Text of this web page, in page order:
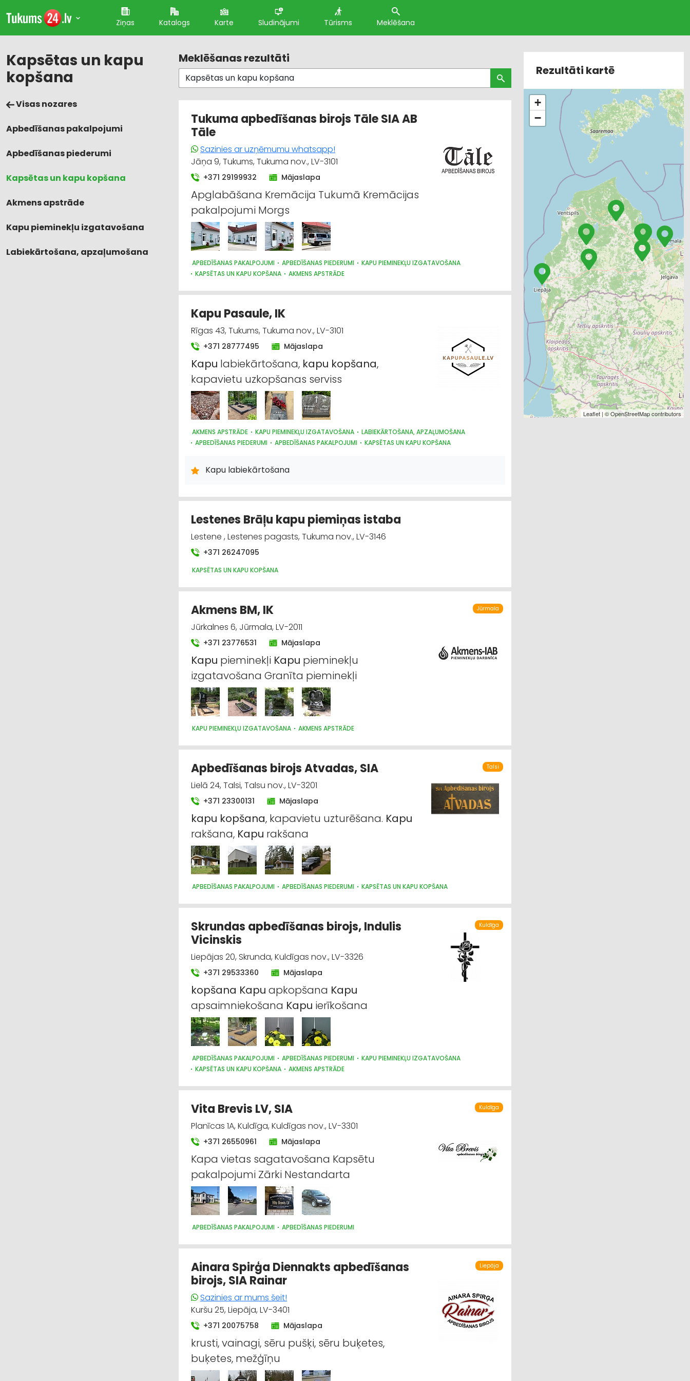
Ziņas Katalogs Karte Sludinājumi Tūrisms Meklēšana
Kapsētas un kapu
kopšana
Visas nozares
Apbedīšanas pakalpojumi
Apbedīšanas piederumi
Kapsētas un kapu kopšana
Akmens apstrāde
Kapu pieminekļu izgatavošana
Labiekārtošana, apzaļumošana
Meklēšanas rezultāti
Tukuma apbedīšanas birojs Tāle SIA AB
Tāle
Sazinies ar uzņēmumu whatsapp!
Jāņa 9, Tukums, Tukuma nov., LV-3101
+371 29199932 Mājaslapa
Apglabāšana Kremācija Tukumā Kremācijas
pakalpojumi Morgs
APBEDĪŠANAS PAKALPOJUMI APBEDĪŠANAS PIEDERUMI
KAPU PIEMINEKĻU IZGATAVOŠANA
KAPSĒTAS UN KAPU KOPŠANA
AKMENS APSTRĀDE
Kapu Pasaule, IK
Rīgas 43, Tukums, Tukuma nov., LV-3101
+371 28777495 Mājaslapa
Kapu labiekārtošana, kapu kopšana,
kapavietu uzkopšanas serviss
AKMENS APSTRĀDE KAPU PIEMINEKĻU IZGATAVOŠANA
LABIEKĀRTOŠANA, APZAĻUMOŠANA
APBEDĪŠANAS PIEDERUMI
APBEDĪŠANAS PAKALPOJUMI KAPSĒTAS UN KAPU KOPŠANA
Kapu labiekārtošana
Lestenes Brāļu kapu piemiņas istaba
Lestene , Lestenes pagasts, Tukuma nov., LV-3146
+371 26247095
KAPSĒTAS UN KAPU KOPŠANA
Jūrmala
Akmens BM, IK
Jūrkalnes 6, Jūrmala, LV-2011
+371 23776531 Mājaslapa
Kapu pieminekļi Kapu pieminekļu
izgatavošana Granīta pieminekļi
KAPU PIEMINEKĻU IZGATAVOŠANA AKMENS APSTRĀDE
Talsi
Apbedīšanas birojs Atvadas, SIA
Lielā 24, Talsi, Talsu nov., LV-3201
+371 23300131 Mājaslapa
kapu kopšana, kapavietu uzturēšana. Kapu
rakšana, Kapu rakšana
APBEDĪŠANAS PAKALPOJUMI APBEDĪŠANAS PIEDERUMI KAPSĒTAS UN KAPU KOPŠANA
Kuldīga
Skrundas apbedīšanas birojs, Indulis
Vicinskis
Liepājas 20, Skrunda, Kuldīgas nov., LV-3326
+371 29533360 Mājaslapa
kopšana Kapu apkopšana Kapu
apsaimniekošana Kapu ierīkošana
APBEDĪŠANAS PAKALPOJUMI APBEDĪŠANAS PIEDERUMI
KAPU PIEMINEKĻU IZGATAVOŠANA
KAPSĒTAS UN KAPU KOPŠANA
AKMENS APSTRĀDE
Kuldīga
Vita Brevis LV, SIA
Planīcas 1A, Kuldīga, Kuldīgas nov., LV-3301
+371 26550961 Mājaslapa
Kapa vietas sagatavošana Kapsētu
pakalpojumi Zārki Nestandarta
APBEDĪŠANAS PAKALPOJUMI APBEDĪŠANAS PIEDERUMI
Liepāja
Ainara Spirģa Diennakts apbedīšanas
birojs, SIA Rainar
Sazinies ar mums šeit!
Kuršu 25, Liepāja, LV-3401
+371 20075758 Mājaslapa
krusti, vainagi, sēru pušķi, sēru buķetes,
buķetes, mežģīņu
Rezultāti kartē
+
−
Leaflet | ©OpenStreetMapcontributors